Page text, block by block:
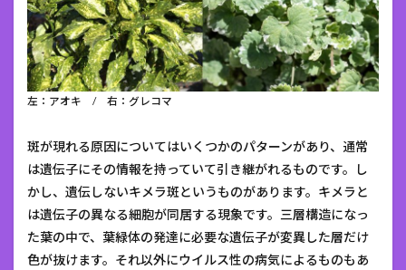
左：アオキ / 右：グレコマ
斑が現れる原因についてはいくつかのパターンがあり、通常
は遺伝子にその情報を持っていて引き継がれるものです。し
かし、遺伝しないキメラ斑というものがあります。キメラと
は遺伝子の異なる細胞が同居する現象です。三層構造になっ
た葉の中で、葉緑体の発達に必要な遺伝子が変異した層だけ
色が抜けます。それ以外にウイルス性の病気によるものもあ